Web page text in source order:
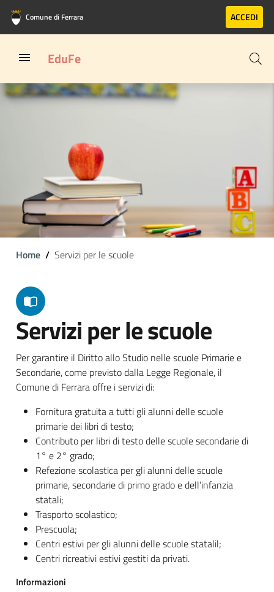
Vai al contenuto principale
Vai al footer
Comune di Ferrara ACCEDI
EduFe
Home Servizi per le scuole
Servizi per le scuole
Per garantire il Diritto allo Studio nelle scuole Primarie e
Secondarie, come previsto dalla Legge Regionale, il
Comune di Ferrara offre i servizi di:
Fornitura gratuita a tutti gli alunni delle scuole
primarie dei libri di testo;
Contributo per libri di testo delle scuole secondarie di
1° e 2° grado;
Refezione scolastica per gli alunni delle scuole
primarie, secondarie di primo grado e dell’infanzia
statali;
Trasporto scolastico;
Prescuola;
Centri estivi per gli alunni delle scuole statalil;
Centri ricreativi estivi gestiti da privati.
Informazioni